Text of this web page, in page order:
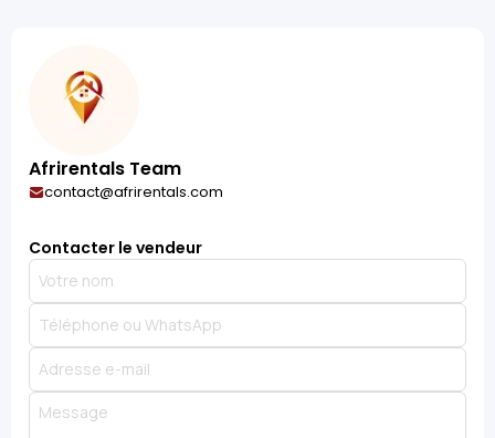
Afrirentals Team
contact@afrirentals.com
Contacter le vendeur